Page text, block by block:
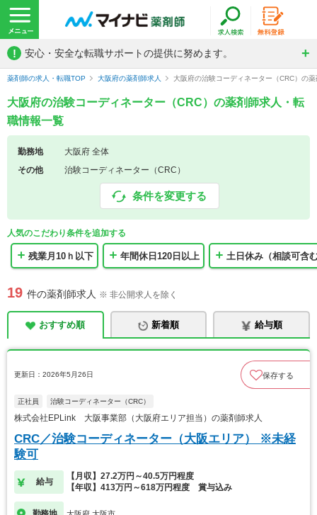
! 安心・安全な転職サポートの提供に努めます。
薬剤師の求人・転職TOP 大阪府の薬剤師求人 大阪府の治験コーディネーター（CRC）の
大阪府の治験コーディネーター（CRC）の薬剤師求人・転
職情報一覧
勤務地
大阪府 全体
その他
治験コーディネーター（CRC）
条件を変更する
人気のこだわり条件を追加する
残業月10ｈ以下 年間休日120日以上 土日休み（相談可含
19 件の薬剤師求人 ※ 非公開求人を除く
おすすめ順 新着順 給与順
更新日：2026年5月26日 保存する
正社員 治験コーディネーター（CRC）
株式会社EPLink 大阪事業部（大阪府エリア担当）の薬剤師求人
CRC／治験コーディネーター（大阪エリア） ※未経
験可
給与
【月収】27.2万円～40.5万円程度
【年収】413万円～618万円程度 賞与込み
大阪府 大阪市